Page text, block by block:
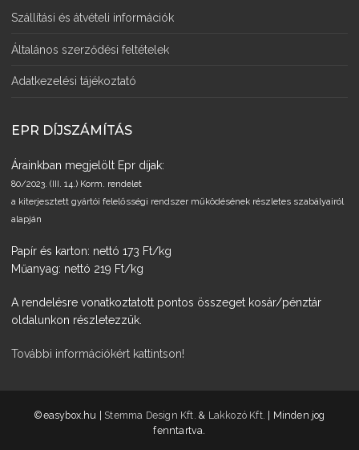
Szállítási és átvételi információk
Általános szerződési feltételek
Adatkezelési tájékoztató
EPR DÍJSZÁMÍTÁS
Árainkban megjelölt Epr díjak:
80/2023. (III. 14.) Korm. rendelet
a kiterjesztett gyártói felelősségi rendszer működésének részletes szabályairól
alapján
Papír és karton: nettó 173 Ft/kg
Műanyag: nettó 219 Ft/kg
A rendelésre vonatkoztatott pontos összeget kosár/pénztár
oldalunkon részletezzük.
További információkért kattintson!
­©easybox.hu | Stemma Design Kft. & Lakkozó Kft. | Minden jog
fenntartva.